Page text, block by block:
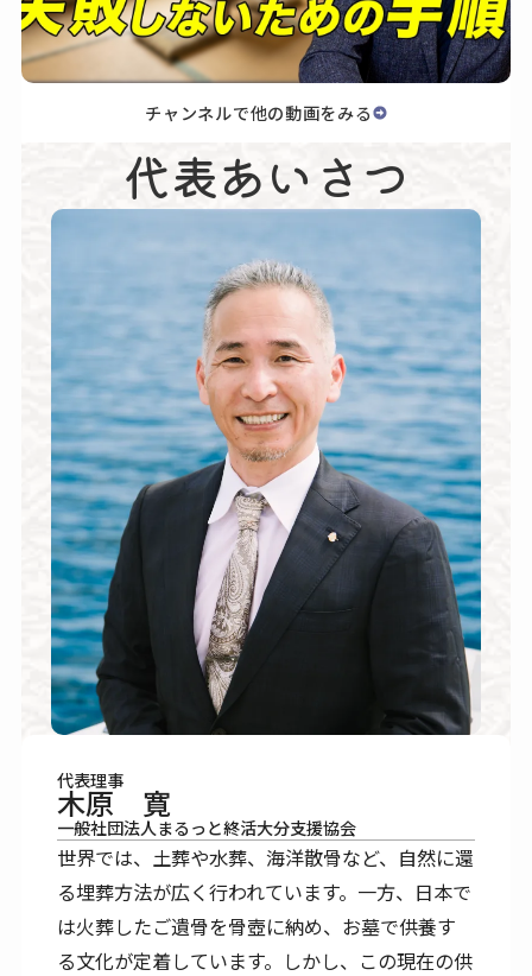
チャンネルで他の動画をみる
代表あいさつ
代表理事
木原 寛
一般社団法人まるっと終活大分支援協会
世界では、土葬や水葬、海洋散骨など、自然に還
る埋葬方法が広く行われています。一方、日本で
は火葬したご遺骨を骨壺に納め、お墓で供養す
る文化が定着しています。しかし、この現在の供